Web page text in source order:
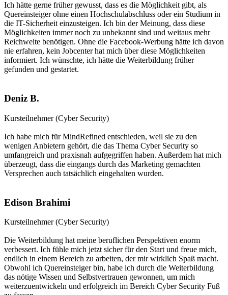
Ich hätte gerne früher gewusst, dass es die Möglichkeit gibt, als
Quereinsteiger ohne einen Hochschulabschluss oder ein Studium in
die IT-Sicherheit einzusteigen. Ich bin der Meinung, dass diese
Möglichkeiten immer noch zu unbekannt sind und weitaus mehr
Reichweite benötigen. Ohne die Facebook-Werbung hätte ich davon
nie erfahren, kein Jobcenter hat mich über diese Möglichkeiten
informiert. Ich wünschte, ich hätte die Weiterbildung früher
gefunden und gestartet.
Deniz B.
Kursteilnehmer (Cyber Security)
Ich habe mich für MindRefined entschieden, weil sie zu den
wenigen Anbietern gehört, die das Thema Cyber Security so
umfangreich und praxisnah aufgegriffen haben. Außerdem hat mich
überzeugt, dass die eingangs durch das Marketing gemachten
Versprechen auch tatsächlich eingehalten wurden.
Edison Brahimi
Kursteilnehmer (Cyber Security)
Die Weiterbildung hat meine beruflichen Perspektiven enorm
verbessert. Ich fühle mich jetzt sicher für den Start und freue mich,
endlich in einem Bereich zu arbeiten, der mir wirklich Spaß macht.
Obwohl ich Quereinsteiger bin, habe ich durch die Weiterbildung
das nötige Wissen und Selbstvertrauen gewonnen, um mich
weiterzuentwickeln und erfolgreich im Bereich Cyber Security Fuß